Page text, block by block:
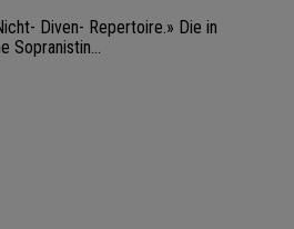
Diven- Repertoire.» Die in
Sopranistin…